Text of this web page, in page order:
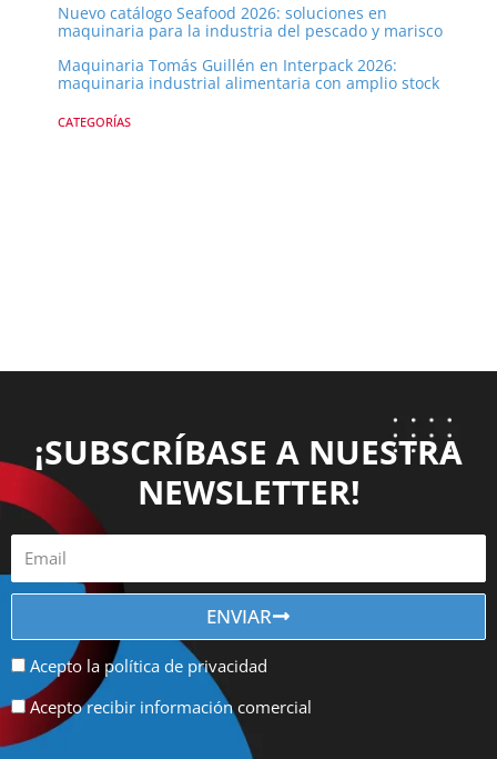
Nuevo catálogo Seafood 2026: soluciones en
maquinaria para la industria del pescado y marisco
Maquinaria Tomás Guillén en Interpack 2026:
maquinaria industrial alimentaria con amplio stock
CATEGORÍAS
¡SUBSCRÍBASE A NUESTRA
NEWSLETTER!
Acepto la política de privacidad
Acepto recibir información comercial
ENVIAR